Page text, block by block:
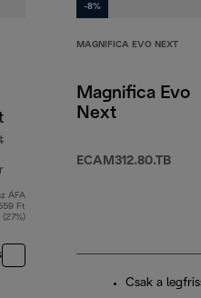
eredeti ár 659 990 Ft
ÁFA
Ft
(27%)
-8%
MAGNIFICA EVO NEXT
Magnifica Evo
Next
ECAM312.80.TB
Csak a